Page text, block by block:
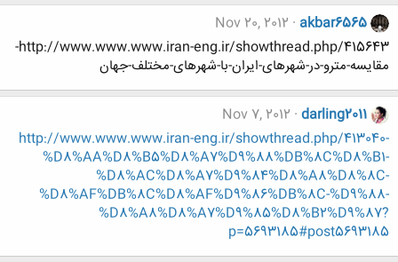
akbar6565
Nov 20, 2012
http://www.www.www.iran-eng.ir/showthread.php/415643-
مقایسه-مترو-در-شهرهای-ایران-با-شهرهای-مختلف-جهان
darling2011
Nov 7, 2012
http://www.www.www.iran-eng.ir/showthread.php/413040-
%D8%AA%D8%B5%D8%A7%D9%88%DB%8C%D8%B1-
%D8%AC%D8%A7%D9%84%D8%A8%D8%8C-
%D8%AF%DB%8C%D8%AF%D9%86%DB%8C-%D9%88-
%D8%A8%D8%A7%D9%85%D8%B2%D9%87?
p=5693185#post5693185